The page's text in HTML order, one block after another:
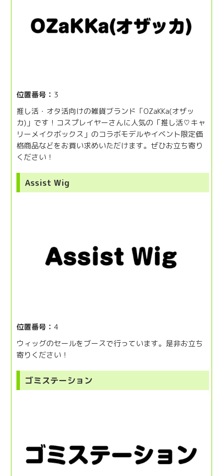
位置番号： 3
推し活・オタ活向けの雑貨ブランド「OZaKKa(オザッ
カ)」です！コスプレイヤーさんに人気の「推し活♡キャ
リーメイクボックス」のコラボモデルやイベント限定価
格商品などをお買い求めいただけます。ぜひお立ち寄り
ください！
Assist Wig
位置番号： 4
ウィッグのセールをブースで行っています。是非お立ち
寄りください！
ゴミステーション